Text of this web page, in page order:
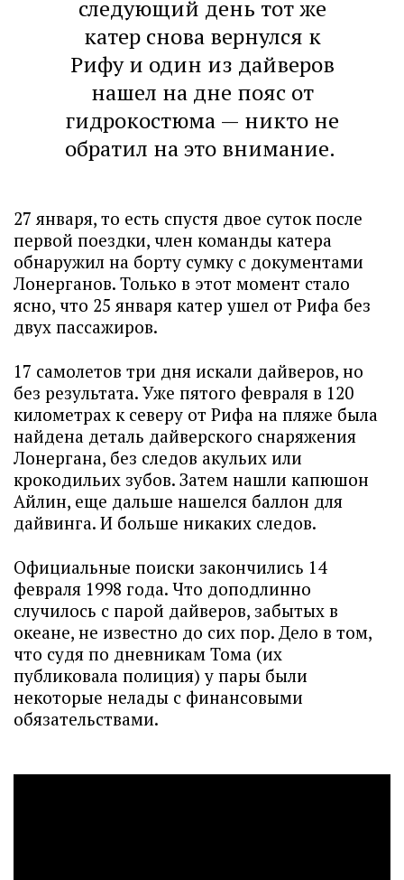
следующий день тот же
катер снова вернулся к
Рифу и один из дайверов
нашел на дне пояс от
гидрокостюма — никто не
обратил на это внимание.
27 января, то есть спустя двое суток после
первой поездки, член команды катера
обнаружил на борту сумку с документами
Лонерганов. Только в этот момент стало
ясно, что 25 января катер ушел от Рифа без
двух пассажиров.
17 самолетов три дня искали дайверов, но
без результата. Уже пятого февраля в 120
километрах к северу от Рифа на пляже была
найдена деталь дайверского снаряжения
Лонергана, без следов акульих или
крокодильих зубов. Затем нашли капюшон
Айлин, еще дальше нашелся баллон для
дайвинга. И больше никаких следов.
Официальные поиски закончились 14
февраля 1998 года. Что доподлинно
случилось с парой дайверов, забытых в
океане, не известно до сих пор. Дело в том,
что судя по дневникам Тома (их
публиковала полиция) у пары были
некоторые нелады с финансовыми
обязательствами.